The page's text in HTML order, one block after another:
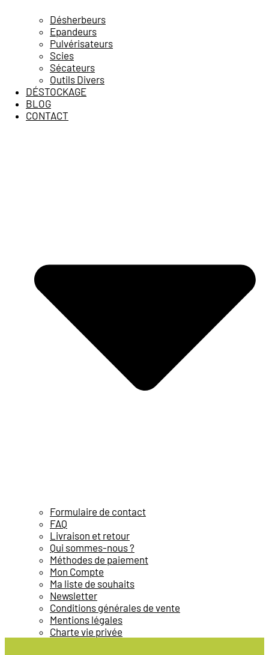
Désherbeurs
Epandeurs
Pulvérisateurs
Scies
Sécateurs
Outils Divers
DÉSTOCKAGE
BLOG
CONTACT
Formulaire de contact
FAQ
Livraison et retour
Qui sommes-nous ?
Méthodes de paiement
Mon Compte
Ma liste de souhaits
Newsletter
Conditions générales de vente
Mentions légales
Charte vie privée